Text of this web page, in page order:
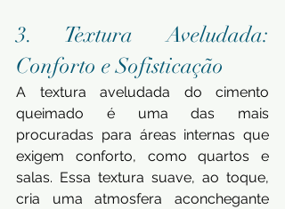
3. Textura Aveludada:
Conforto e Sofisticação
A textura aveludada do cimento
queimado é uma das mais
procuradas para áreas internas que
exigem conforto, como quartos e
salas. Essa textura suave, ao toque,
cria uma atmosfera aconchegante